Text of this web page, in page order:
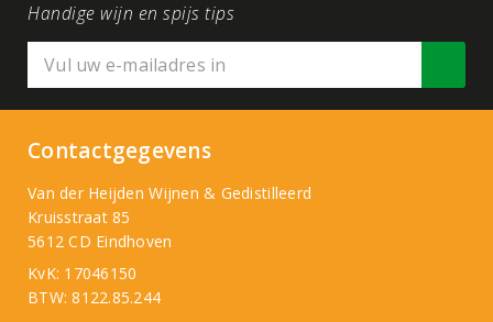
Handige wijn en spijs tips
Contactgegevens
Van der Heijden Wijnen & Gedistilleerd
Kruisstraat 85
5612 CD Eindhoven
KvK: 17046150
BTW: 8122.85.244